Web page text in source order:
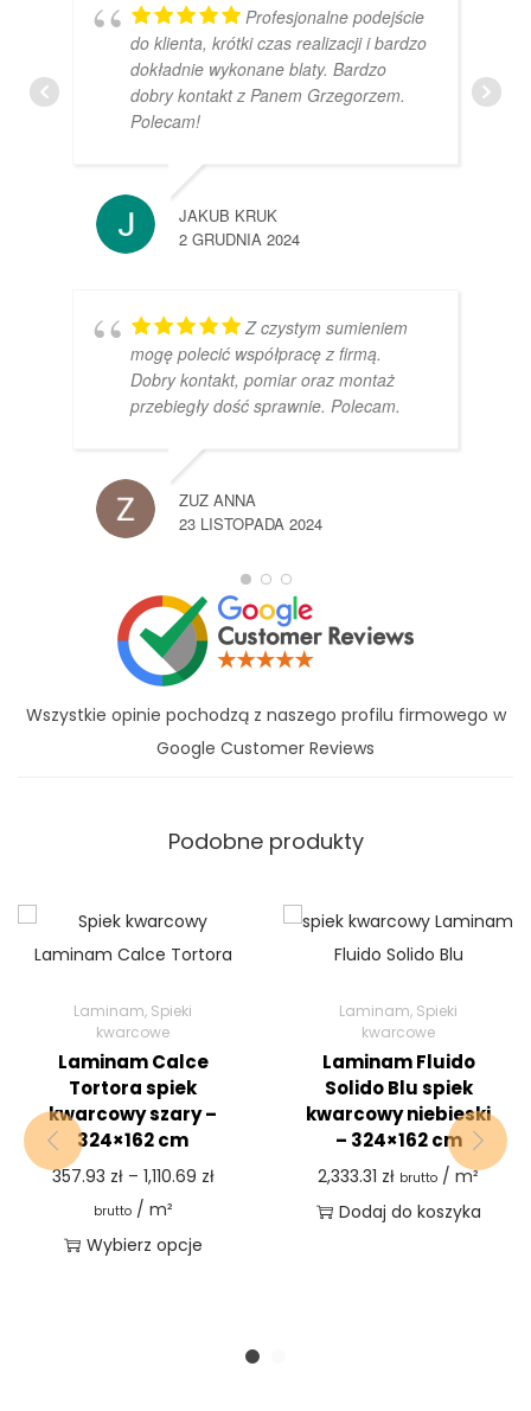
Profesjonalne podejście
do klienta, krótki czas realizacji i bardzo
dokładnie wykonane blaty. Bardzo
dobry kontakt z Panem Grzegorzem.
Polecam!
JAKUB KRUK
2 GRUDNIA 2024
Z czystym sumieniem
mogę polecić współpracę z firmą.
Dobry kontakt, pomiar oraz montaż
przebiegły dość sprawnie. Polecam.
ZUZ ANNA
23 LISTOPADA 2024
Wszystkie opinie pochodzą z naszego profilu firmowego w
Google Customer Reviews
Podobne produkty
Laminam, Spieki
kwarcowe
Laminam Calce
Tortora spiek
kwarcowy szary –
324×162 cm
357.93 zł – 1,110.69 zł
brutto/ m²
Wybierz opcje
Laminam, Spieki
kwarcowe
Laminam Fluido
Solido Blu spiek
kwarcowy niebieski
– 324×162 cm
2,333.31 zł brutto / m²
Dodaj do koszyka